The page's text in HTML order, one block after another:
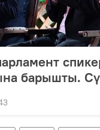
барышты.